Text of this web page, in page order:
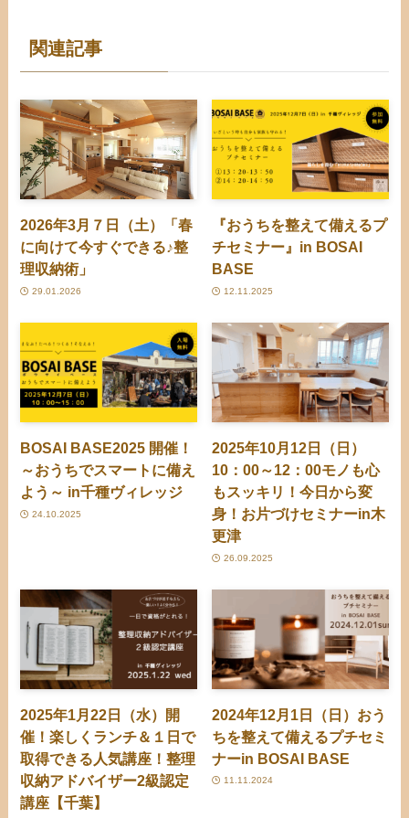
関連記事
2026年3月７日（土）「春
に向けて今すぐできる♪整
理収納術」
29.01.2026
『おうちを整えて備えるプ
チセミナー』in BOSAI
BASE
12.11.2025
BOSAI BASE2025 開催！
～おうちでスマートに備え
よう～ in千種ヴィレッジ
24.10.2025
2025年10月12日（日）
10：00～12：00モノも心
もスッキリ！今日から変
身！お片づけセミナーin木
更津
26.09.2025
2025年1月22日（水）開
催！楽しくランチ＆１日で
取得できる人気講座！整理
収納アドバイザー2級認定
講座【千葉】
2024年12月1日（日）おう
ちを整えて備えるプチセミ
ナーin BOSAI BASE
11.11.2024